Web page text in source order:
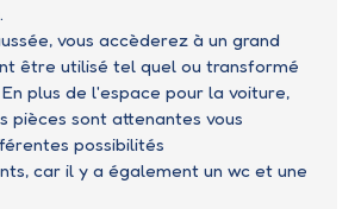
vous accèderez à un grand
être utilisé tel quel ou transformé
plus de l'espace pour la voiture,
pièces sont attenantes vous
possibilités
car il y a également un wc et une